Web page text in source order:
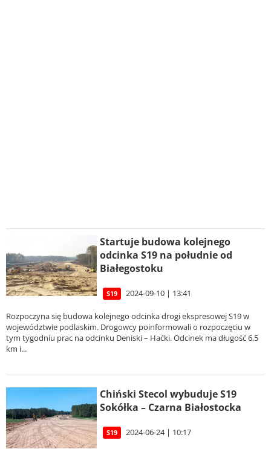
Startuje budowa kolejnego
odcinka S19 na południe od
Białegostoku
S19 2024-09-10 | 13:41
Rozpoczyna się budowa kolejnego odcinka drogi ekspresowej S19 w
województwie podlaskim. Drogowcy poinformowali o rozpoczęciu w
tym tygodniu prac na odcinku Deniski – Haćki. Odcinek ma długość 6,5
km i...
Chiński Stecol wybuduje S19
Sokółka – Czarna Białostocka
S19 2024-06-24 | 10:17